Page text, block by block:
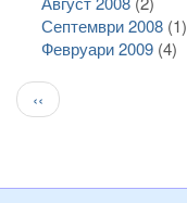
Септември 2008(1)
Февруари 2009(4)
Pagination
Previous
page
‹‹